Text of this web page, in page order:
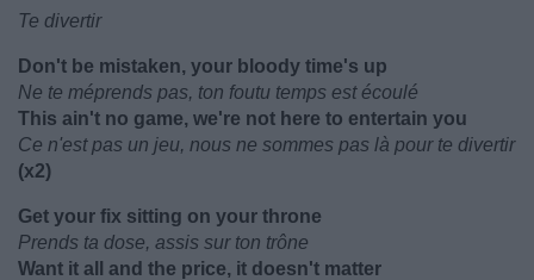
Te divertir
Don't be mistaken, your bloody time's up
Ne te méprends pas, ton foutu temps est écoulé
This ain't no game, we're not here to entertain you
Ce n'est pas un jeu, nous ne sommes pas là pour te divertir
(x2)
Get your fix sitting on your throne
Prends ta dose, assis sur ton trône
Want it all and the price, it doesn't matter